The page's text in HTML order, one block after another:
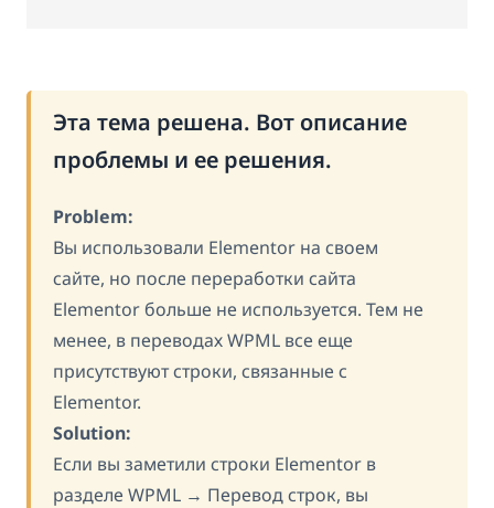
Эта тема решена. Вот описание
проблемы и ее решения.
Problem:
Вы использовали Elementor на своем
сайте, но после переработки сайта
Elementor больше не используется. Тем не
менее, в переводах WPML все еще
присутствуют строки, связанные с
Elementor.
Solution:
Если вы заметили строки Elementor в
разделе WPML → Перевод строк, вы